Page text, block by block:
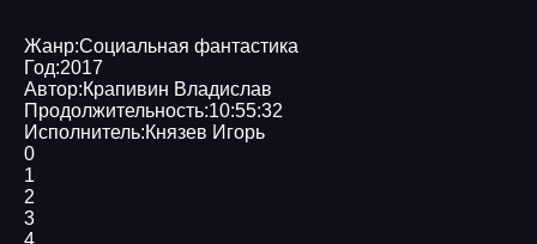
Жанр:Социальная фантастика
Год:2017
Автор:Крапивин Владислав
Продолжительность:10:55:32
Исполнитель:Князев Игорь
0
1
2
3
4